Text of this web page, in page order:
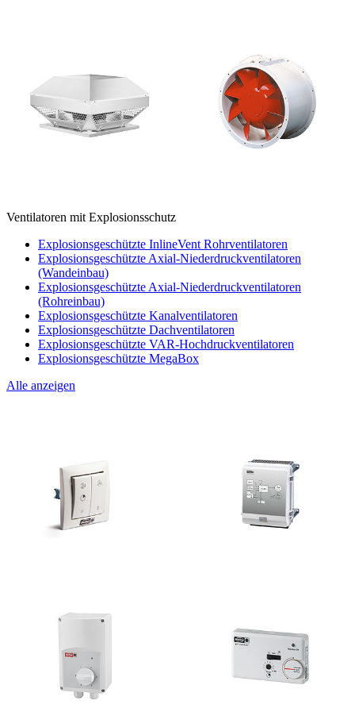
Ventilatoren mit Explosionsschutz
Explosionsgeschützte InlineVent Rohrventilatoren
Explosionsgeschützte Axial-Niederdruckventilatoren
(Wandeinbau)
Explosionsgeschützte Axial-Niederdruckventilatoren
(Rohreinbau)
Explosionsgeschützte Kanalventilatoren
Explosionsgeschützte Dachventilatoren
Explosionsgeschützte VAR-Hochdruckventilatoren
Explosionsgeschützte MegaBox
Alle anzeigen